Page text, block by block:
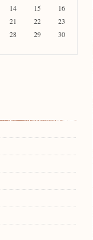
14 15
16
21 22
23
28 29
30